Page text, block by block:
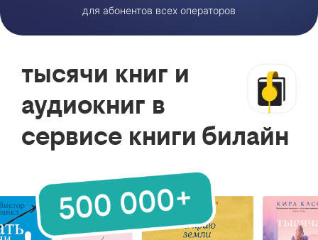
для абонентов всех операторов
тысячи книг и
аудиокниг в
сервисе книги билайн